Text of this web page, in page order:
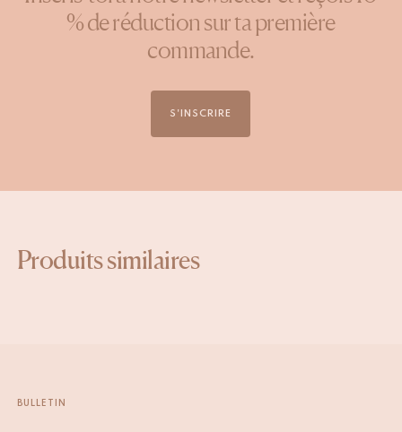
% de réduction sur ta première
commande.
S'INSCRIRE
Produits similaires
BULLETIN